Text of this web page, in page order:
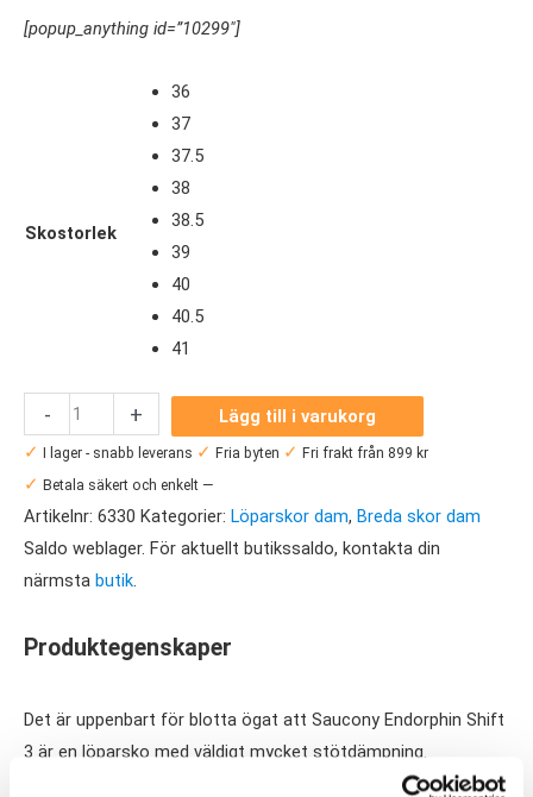
[popup_anything id=”10299″]
Skostorlek
36
37
37.5
38
38.5
39
40
40.5
41
-
Saucony
Endorphin
+
Lägg till i varukorg
✓ I lager - snabb leverans ✓ Fria byten ✓ Fri frakt från 899 kr
✓ Betala säkert och enkelt —
Artikelnr: 6330 Kategorier: Löparskor dam, Breda skor dam
Saldo weblager. För aktuellt butikssaldo, kontakta din
närmsta butik.
Produktegenskaper
Det är uppenbart för blotta ögat att Saucony Endorphin Shift
3 är en löparsko med väldigt mycket stötdämpning.
Mellansulan är rejält tilltagen på höjden, vi har hela 39 mm